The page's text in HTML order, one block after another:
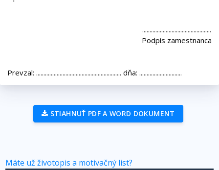
...............................................
Podpis zamestnanca
Prevzal: .......................................................... dňa: .............................
STIAHNUŤ PDF A WORD DOKUMENT
Máte už životopis a motivačný list?